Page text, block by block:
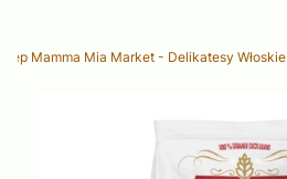
Mamma Mia Market - Delikatesy Włoskie